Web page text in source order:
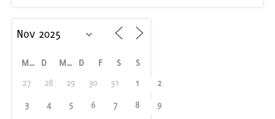
M D M D F S
S
27
28 29 30 31 1 2
3 4 5 6 7 8 9